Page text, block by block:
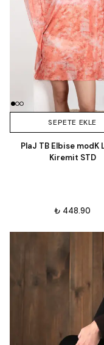
SEPETE EKLE
PlaJ TB Elbise modK
Kiremit STD
₺ 448.90